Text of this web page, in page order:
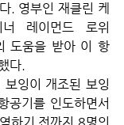
. 영부인 재클린 케
레이먼드 로위
도움을 받아 이 항
다.
기를 인도하면서